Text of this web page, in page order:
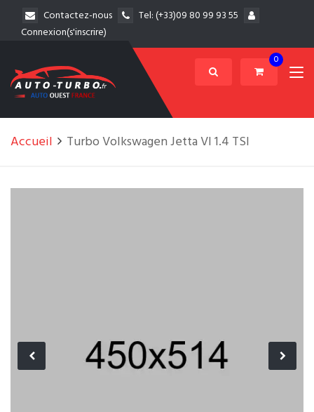
Contactez-nous Tel:(+33)09 80 99 93 55
Connexion(s'inscrire)
0
Accueil Turbo Volkswagen Jetta VI 1.4 TSI